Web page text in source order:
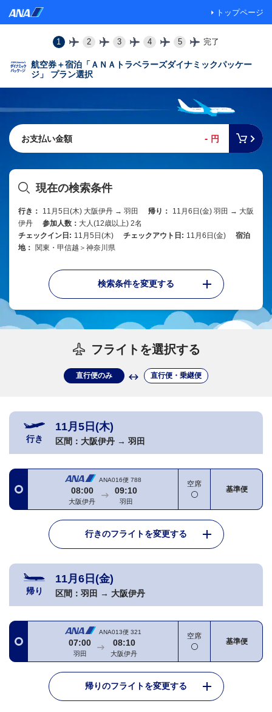
トップページ
1 2 3 4 5 完了
航空券＋宿泊「ＡＮＡトラベラーズダイナミックパッケー
ジ」 プラン選択
お支払い金額 - 円
現在の検索条件
行き： 11月5日(木) 大阪伊丹 → 羽田 帰り：
11月6日(金) 羽田 → 大阪
伊丹
参加人数： 大人(12歳以上) 2名
チェックイン日: 11月5日(木) チェックアウト日: 11月6日(金)
宿泊
地：
関東・甲信越＞神奈川県
検索条件を変更する
フライトを選択する
直行便のみ 直行便・乗継便
行き
11月5日(木)
区間： 大阪伊丹 → 羽田
ANA016便 788
08:00
大阪伊丹
09:10
羽田
空席
基準便
行きのフライトを変更する
帰り
11月6日(金)
区間： 羽田 → 大阪伊丹
ANA013便 321
07:00
羽田
08:10
大阪伊丹
空席
基準便
帰りのフライトを変更する